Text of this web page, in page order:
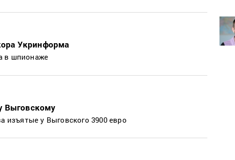
Укринформа
в шпионаже
Выговскому
изъятые у Выговского 3900 евро